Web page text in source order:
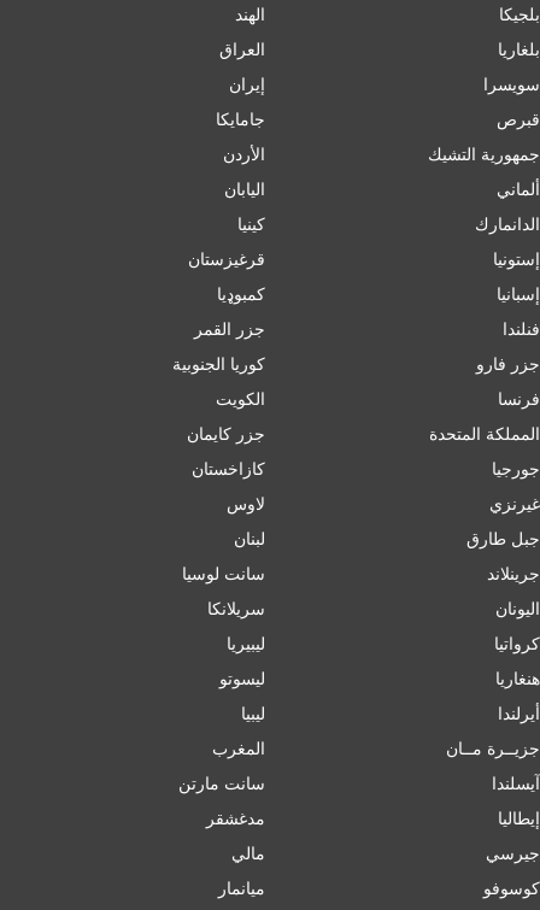
بلجيكا
بلغاریا
سويسرا
قبرص
جمهورية التشيك
ألماني
الدانمارك
إستونيا
إسبانيا
فنلندا
جزر فارو
فرنسا
المملكة المتحدة
جورجيا
غيرنزي
جبل طارق
جرينلاند
اليونان
كرواتيا
هنغاريا
أيرلندا
جزيــرة مــان
آيسلندا
إﯾﻄﺎﻟﯿﺎ
جيرسي
كوسوفو
الهند
العراق
إيران
جامايكا
الأردن
اليابان
كينيا
قرغيزستان
کمبوډیا
جزر القمر
كوريا الجنوبية
الكويت
جزر كايمان
كازاخستان
لاوس
لبنان
سانت لوسيا
سريلانكا
ليبيريا
ليسوتو
ليبيا
المغرب
سانت مارتن
مدغشقر
مالي
ميانمار